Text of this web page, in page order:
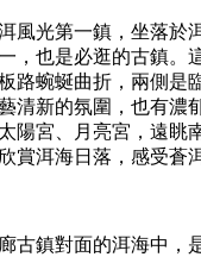
風光第一鎮，坐落於
，也是必逛的古鎮。
路蜿蜒曲折，兩側是
清新的氛圍，也有濃
陽宮、月亮宮，遠眺
賞洱海日落，感受蒼
古鎮對面的洱海中，